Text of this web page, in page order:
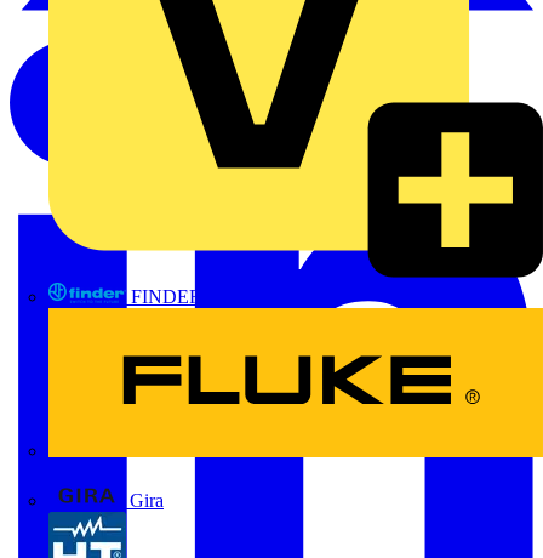
FINDER
Gira